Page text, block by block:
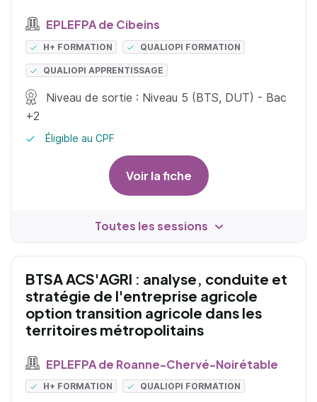
EPLEFPA de Cibeins
H+ FORMATION QUALIOPI FORMATION
QUALIOPI APPRENTISSAGE
Niveau de sortie : Niveau 5 (BTS, DUT) - Bac
+2
Éligible au CPF
Voir la fiche
Toutes les sessions
BTSA ACS'AGRI : analyse, conduite et
stratégie de l'entreprise agricole
option transition agricole dans les
territoires métropolitains
EPLEFPA de Roanne-Chervé-Noirétable
H+ FORMATION QUALIOPI FORMATION